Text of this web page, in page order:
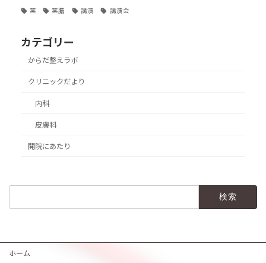
薬 薬膳 講演 講演会
カテゴリー
からだ整えラボ
クリニックだより
内科
皮膚科
開院にあたり
ホーム